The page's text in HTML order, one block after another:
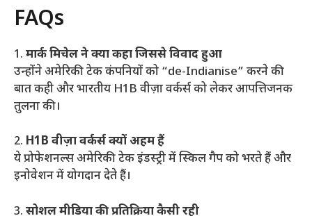
FAQs
1. मार्क मिचेल ने क्या कहा जिससे विवाद हुआ
उन्होंने अमेरिकी टेक कंपनियों को “de-Indianise” करने की
बात कही और भारतीय H1B वीज़ा वर्कर्स को लेकर आपत्तिजनक
तुलना की।
2. H1B वीज़ा वर्कर्स क्यों अहम हैं
ये प्रोफेशनल्स अमेरिकी टेक इंडस्ट्री में स्किल गैप को भरते हैं और
इनोवेशन में योगदान देते हैं।
3. सोशल मीडिया की प्रतिक्रिया कैसी रही